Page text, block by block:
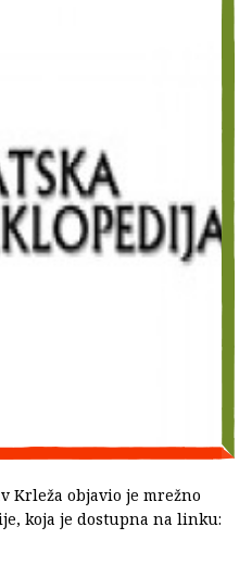
Krleža objavio je mrežno
koja je dostupna na linku: